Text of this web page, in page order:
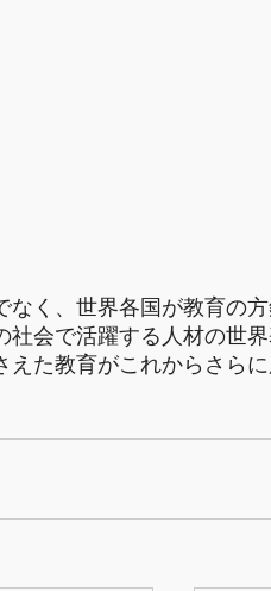
く、世界各国が教育の
会で活躍する人材の世
た教育がこれからさら